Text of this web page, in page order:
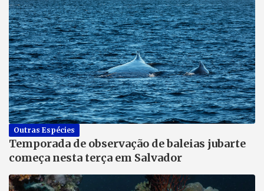
Outras Espécies
Temporada de observação de baleias jubarte
começa nesta terça em Salvador